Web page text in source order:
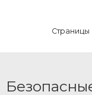
позиции, например
деталям и доставляется
вручению.
Страницы